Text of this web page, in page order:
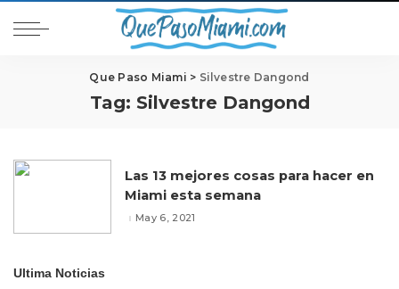
Que Paso Miami > Silvestre Dangond
Tag: Silvestre Dangond
Las 13 mejores cosas para hacer en
Miami esta semana
May 6, 2021
Ultima Noticias